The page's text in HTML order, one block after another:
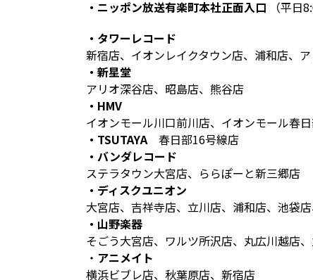
・ニッポン放送有楽町本社正面入口 （平日
・タワーレコード
新宿店、イオンレイクタウン店、浦和店、
・新星堂
アリオ深谷店、昭島店、熊谷店
・HMV
イオンモール川口前川店、イオンモール春
・TSUTAYA 春日部16号線店
・バンダレコード
ステラタウン大宮店、ららぽーと新三郷店
・ディスクユニオン
大宮店、吉祥寺店、立川店、浦和店、池袋
・山野楽器
そごう大宮店、ワルツ所沢店、丸広川越店
・ アニメイト
横浜ビブレ店、秋葉原店、新宿店